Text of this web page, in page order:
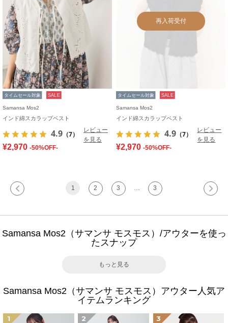
タイムセール対象 SALE
Samansa Mos2
インド綿スカラップベスト
4.9 （7）
レビュー
を見る
¥2,970 -50%OFF-
再入荷受付
タイムセール対象 SALE
Samansa Mos2
インド綿スカラップベスト
4.9 （7）
レビュー
を見る
¥2,970 -50%OFF-
1 2 3 3
Samansa Mos2（サマンサ モスモス）/アウターを使っ
たスナップ
もっと見る
Samansa Mos2（サマンサ モスモス）アウター人気ア
イテムランキング
1 2 3